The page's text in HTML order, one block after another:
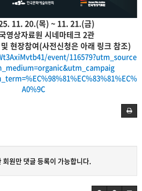
11. 20.(목) ~ 11. 21.(금)
영상자료원 시네마테크 2관
현장참여(사전신청은 아래 링크 참조)
event/116579?utm_source
A0%9C
회원만 댓글 등록이 가능합니다.